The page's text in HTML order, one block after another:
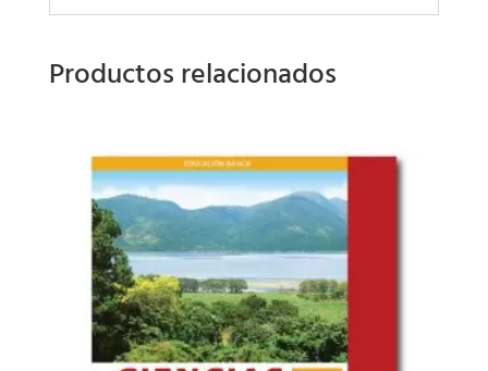
Productos relacionados